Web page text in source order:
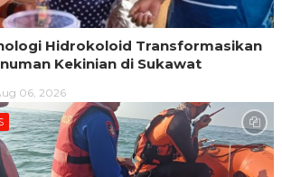
Hidrokoloid Transformasikan
Kekinian di Sukawat
06, 2026